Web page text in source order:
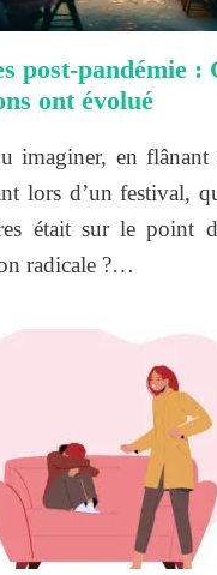
post-pandémie :
ont évolué
imaginer, en flânant
lors d’un festival,
était sur le point
radicale ?…